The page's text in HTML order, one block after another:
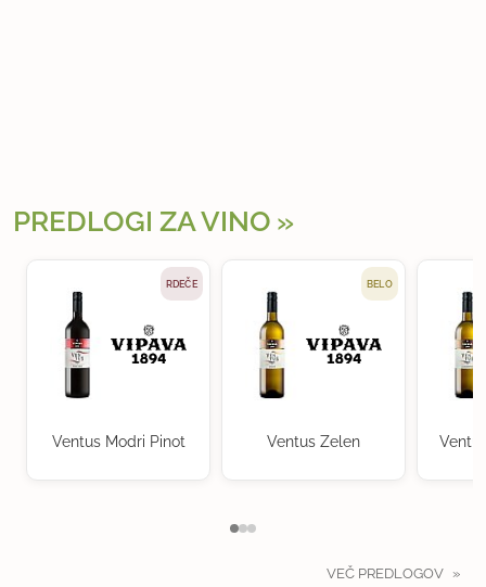
PREDLOGI ZA VINO
RDEČE
Ventus Modri Pinot
BELO
Ventus Zelen
VEČ PREDLOGOV